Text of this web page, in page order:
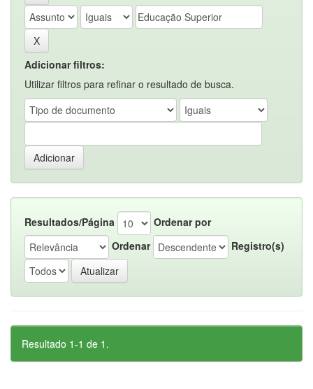
Adicionar filtros:
Utilizar filtros para refinar o resultado de busca.
Resultados/Página
Ordenar por
Ordenar
Registro(s)
Resultado 1-1 de 1.